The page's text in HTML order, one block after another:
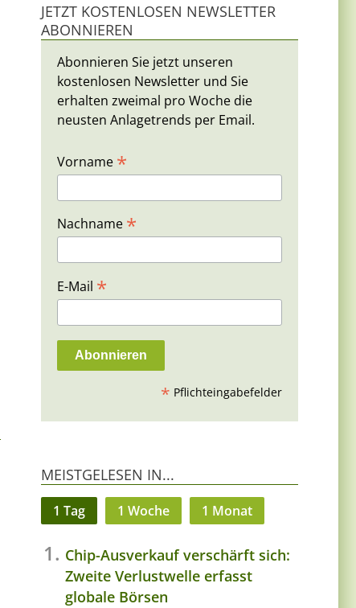
JETZT KOSTENLOSEN NEWSLETTER
ABONNIEREN
Abonnieren Sie jetzt unseren
kostenlosen Newsletter und Sie
erhalten zweimal pro Woche die
neusten Anlagetrends per Email.
Vorname *
Nachname *
E-Mail *
* Pflichteingabefelder
MEISTGELESEN IN...
1 Tag 1 Woche 1 Monat
Chip-Ausverkauf verschärft sich:
Zweite Verlustwelle erfasst
globale Börsen